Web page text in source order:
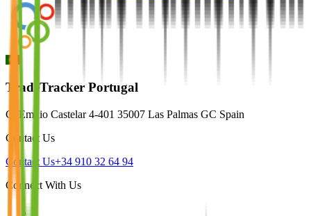
TradeTracker Portugal
C/ Emilio Castelar 4-401 35007 Las Palmas GC Spain
Contact Us
Contact Us+34 910 32 64 94
Connect With Us